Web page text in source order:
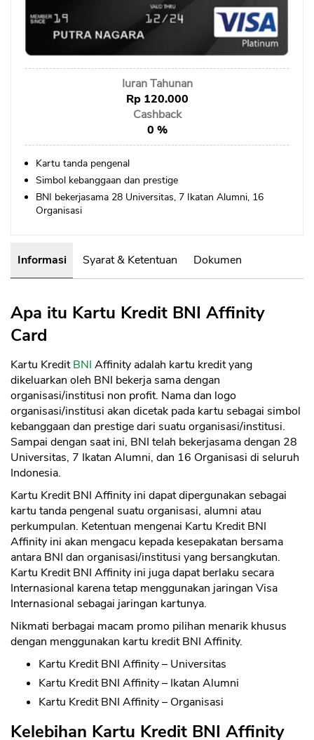
Sekuritas Saham
Bank Digital
Asuransi
Asuransi Jiwa
Asuransi Kesehatan
Asuransi Syariah
Iuran Tahunan
Rp 120.000
Cashback
0 %
Kartu tanda pengenal
Simbol kebanggaan dan prestige
BNI bekerjasama 28 Universitas, 7 Ikatan Alumni, 16
Organisasi
Informasi Syarat & Ketentuan Dokumen
Apa itu Kartu Kredit BNI Affinity
Card
Kartu KreditBNI Affinity adalah kartu kredit yang
dikeluarkan oleh BNI bekerja sama dengan
organisasi/institusi non profit. Nama dan logo
organisasi/institusi akan dicetak pada kartu sebagai simbol
kebanggaan dan prestige dari suatu organisasi/institusi.
Sampai dengan saat ini, BNI telah bekerjasama dengan 28
Universitas, 7 Ikatan Alumni, dan 16 Organisasi di seluruh
Indonesia.
Kartu Kredit BNI Affinity ini dapat dipergunakan sebagai
kartu tanda pengenal suatu organisasi, alumni atau
perkumpulan. Ketentuan mengenai Kartu Kredit BNI
Affinity ini akan mengacu kepada kesepakatan bersama
antara BNI dan organisasi/institusi yang bersangkutan.
Kartu Kredit BNI Affinity ini juga dapat berlaku secara
Internasional karena tetap menggunakan jaringan Visa
Internasional sebagai jaringan kartunya.
Nikmati berbagai macam promo pilihan menarik khusus
dengan menggunakan kartu kredit BNI Affinity.
Kartu Kredit BNI Affinity – Universitas
Kartu Kredit BNI Affinity – Ikatan Alumni
Kartu Kredit BNI Affinity – Organisasi
Kelebihan Kartu Kredit BNI Affinity